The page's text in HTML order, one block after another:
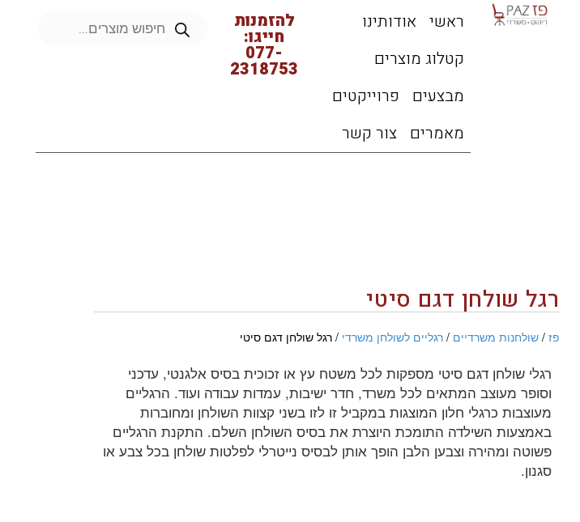
ראשי אודותינו
קטלוג מוצרים
מבצעים
פרוייקטים
מאמרים צור קשר
להזמנות
חייגו:
077-
2318753
רגל שולחן דגם סיטי
פז / שולחנות משרדיים / רגליים לשולחן משרדי / רגל שולחן דגם סיטי
רגלי שולחן דגם סיטי מספקות לכל משטח עץ או זכוכית בסיס אלגנטי, עדכני
וסופר מעוצב המתאים לכל משרד, חדר ישיבות, עמדות עבודה ועוד. הרגליים
מעוצבות כרגלי חלון המוצגות במקביל זו לזו בשני קצוות השולחן ומחוברות
באמצעות השילדה התומכת היוצרת את בסיס השולחן השלם. התקנת הרגליים
פשוטה ומהירה וצבען הלבן הופך אותן לבסיס נייטרלי לפלטות שולחן בכל צבע או
סגנון.